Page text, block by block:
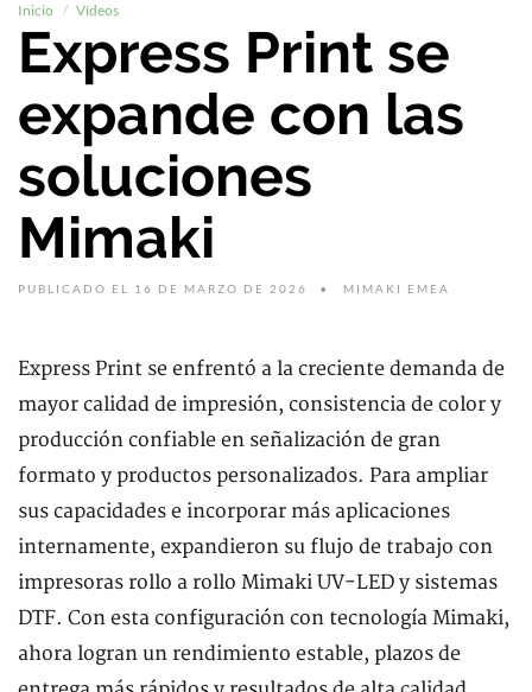
Inicio Vídeos
Express Print se
expande con las
soluciones
Mimaki
PUBLICADO EL 16 DE MARZO DE 2026 MIMAKI EMEA
Express Print se enfrentó a la creciente demanda de
mayor calidad de impresión, consistencia de color y
producción confiable en señalización de gran
formato y productos personalizados. Para ampliar
sus capacidades e incorporar más aplicaciones
internamente, expandieron su flujo de trabajo con
impresoras rollo a rollo Mimaki UV-LED y sistemas
DTF. Con esta configuración con tecnología Mimaki,
ahora logran un rendimiento estable, plazos de